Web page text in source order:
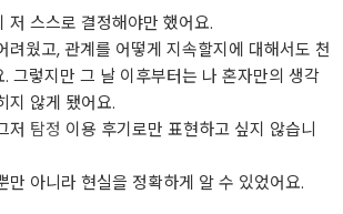
저 스스로 결정해야만 했어요.
려웠고, 관계를 어떻게 지속할지에 대해서도 천
그렇지만 그 날 이후부터는 나 혼자만의 생각
지 않게 됐어요.
저 탐정 이용 후기로만 표현하고 싶지 않습니
만 아니라 현실을 정확하게 알 수 있었어요.